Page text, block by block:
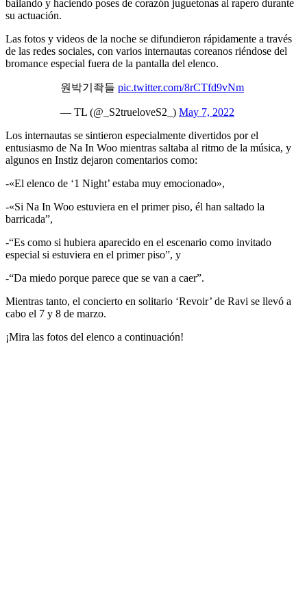
bailando y haciendo poses de corazón juguetonas al rapero durante
su actuación.
Las fotos y videos de la noche se difundieron rápidamente a través
de las redes sociales, con varios internautas coreanos riéndose del
bromance especial fuera de la pantalla del elenco.
원박기좍들 pic.twitter.com/8rCTfd9vNm
— TL (@_S2trueloveS2_) May 7, 2022
Los internautas se sintieron especialmente divertidos por el
entusiasmo de Na In Woo mientras saltaba al ritmo de la música, y
algunos en Instiz dejaron comentarios como:
-«El elenco de ‘1 Night’ estaba muy emocionado»,
-«Si Na In Woo estuviera en el primer piso, él han saltado la
barricada”,
-“Es como si hubiera aparecido en el escenario como invitado
especial si estuviera en el primer piso”, y
-“Da miedo porque parece que se van a caer”.
Mientras tanto, el concierto en solitario ‘Revoir’ de Ravi se llevó a
cabo el 7 y 8 de marzo.
¡Mira las fotos del elenco a continuación!